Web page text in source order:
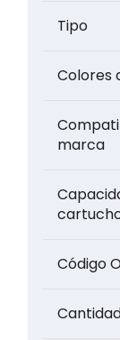
Tipo
Colores
marca
Código